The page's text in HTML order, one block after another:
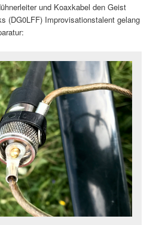
und Koaxkabel den Geist
(DG0LFF) Improvisationstalent gelang